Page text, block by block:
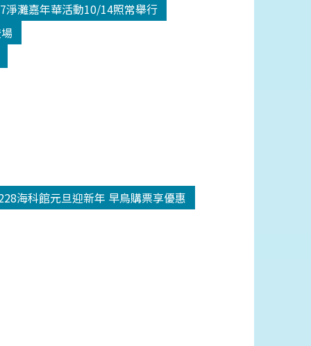
淨灘嘉年華活動10/14照常舉行
海科館元旦迎新年 早鳥購票享優惠